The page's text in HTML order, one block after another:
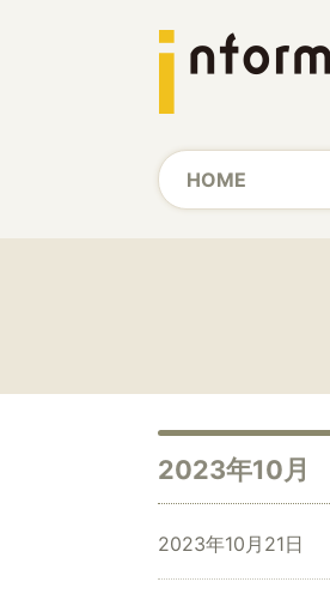
HOME
2023年10月
2023年10月21日